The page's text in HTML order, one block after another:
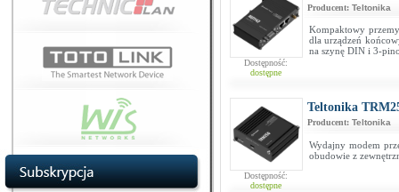
Dostępność:
dostępne
Producent: Teltonika
Kompaktowy
dla urządzeń
na szynę DIN i 3-
Dostępność:
dostępne
Teltonika
Producent: Teltonika
Wydajny modem
obudowie z